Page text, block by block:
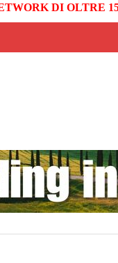
DI OLTRE